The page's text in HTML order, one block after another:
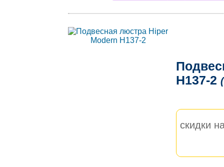
H137-2
скидки